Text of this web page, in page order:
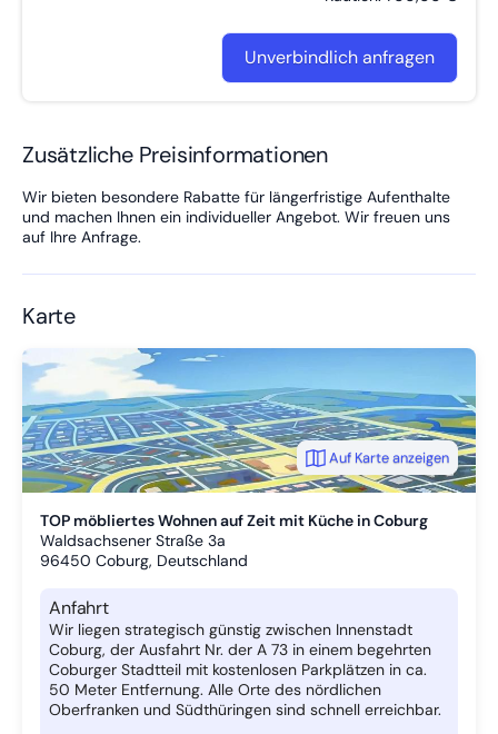
Unverbindlich anfragen
Zusätzliche Preisinformationen
Wir bieten besondere Rabatte für längerfristige Aufenthalte
und machen Ihnen ein individueller Angebot. Wir freuen uns
auf Ihre Anfrage.
Karte
TOP möbliertes Wohnen auf Zeit mit Küche in Coburg
Waldsachsener Straße 3a
96450 Coburg, Deutschland
Anfahrt
Wir liegen strategisch günstig zwischen Innenstadt
Coburg, der Ausfahrt Nr. der A 73 in einem begehrten
Coburger Stadtteil mit kostenlosen Parkplätzen in ca.
50 Meter Entfernung. Alle Orte des nördlichen
Oberfranken und Südthüringen sind schnell erreichbar.
Auf Karte anzeigen